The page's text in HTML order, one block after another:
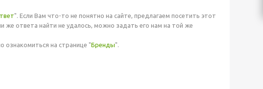
". Если Вам что-то не понятно на сайте, предлагаем посетить этот
же ответа найти не удалось, можно задать его нам на той же
ознакомиться на странице "Бренды".